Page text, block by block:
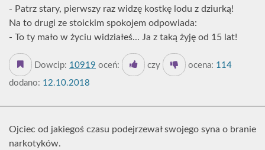
- Patrz stary, pierwszy raz widzę kostkę lodu z dziurką!
Na to drugi ze stoickim spokojem odpowiada:
- To ty mało w życiu widziałeś... Ja z taką żyję od 15 lat!
Dowcip: 10919 oceń: czy ocena: 114
dodano: 12.10.2018
Ojciec od jakiegoś czasu podejrzewał swojego syna o branie
narkotyków.